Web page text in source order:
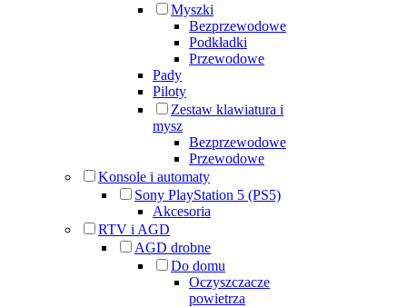
Myszki
Bezprzewodowe
Podkładki
Przewodowe
Pady
Piloty
Zestaw klawiatura i
mysz
Bezprzewodowe
Przewodowe
Konsole i automaty
Sony PlayStation 5 (PS5)
Akcesoria
RTV i AGD
AGD drobne
Do domu
Oczyszczacze
powietrza